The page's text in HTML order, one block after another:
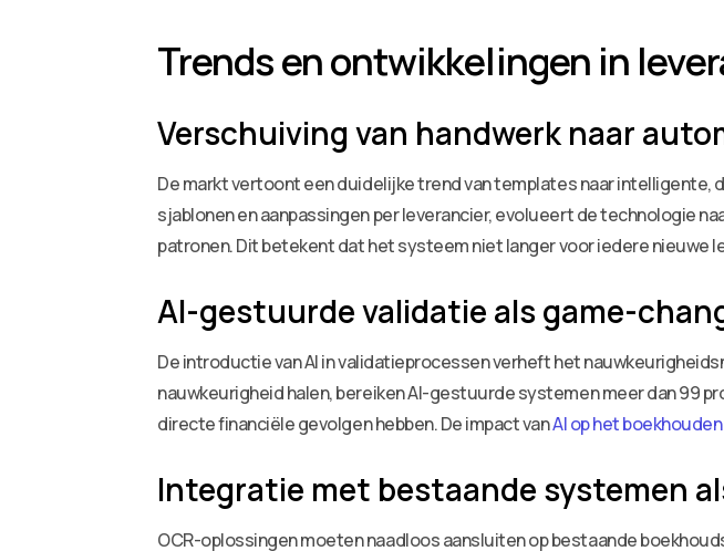
Trends en ontwikkelingen in
Verschuiving van handwerk naar
De markt vertoont een duidelijke trend van templates naar intelligente,
sjablonen en aanpassingen per leverancier, evolueert de technologie
patronen. Dit betekent dat het systeem niet langer voor iedere
AI-gestuurde validatie als game-
De introductie van AI in validatieprocessen verheft het
nauwkeurigheid halen, bereiken AI-gestuurde systemen meer dan 99
directe financiële gevolgen hebben. De impact vanAI op het boekhouden
Integratie met bestaande systemen
OCR-oplossingen moeten naadloos aansluiten op bestaande